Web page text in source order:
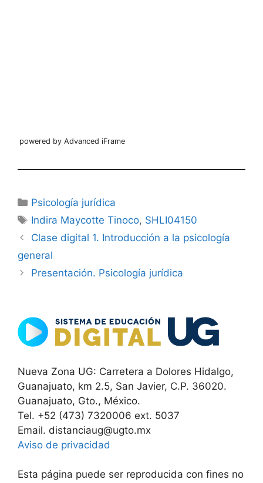
powered by Advanced iFrame
Categorías
Psicología jurídica
Etiquetas
Indira Maycotte Tinoco, SHLI04150
Clase digital 1. Introducción a la psicología
general
Presentación. Psicología jurídica
Nueva Zona UG: Carretera a Dolores Hidalgo,
Guanajuato, km 2.5, San Javier, C.P. 36020.
Guanajuato, Gto., México.
Tel. +52 (473) 7320006 ext. 5037
Email. distanciaug@ugto.mx
Aviso de privacidad
Esta página puede ser reproducida con fines no